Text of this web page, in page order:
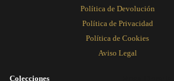
Política de Devolución
Política de Privacidad
Política de Cookies
Aviso Legal
Colecciones